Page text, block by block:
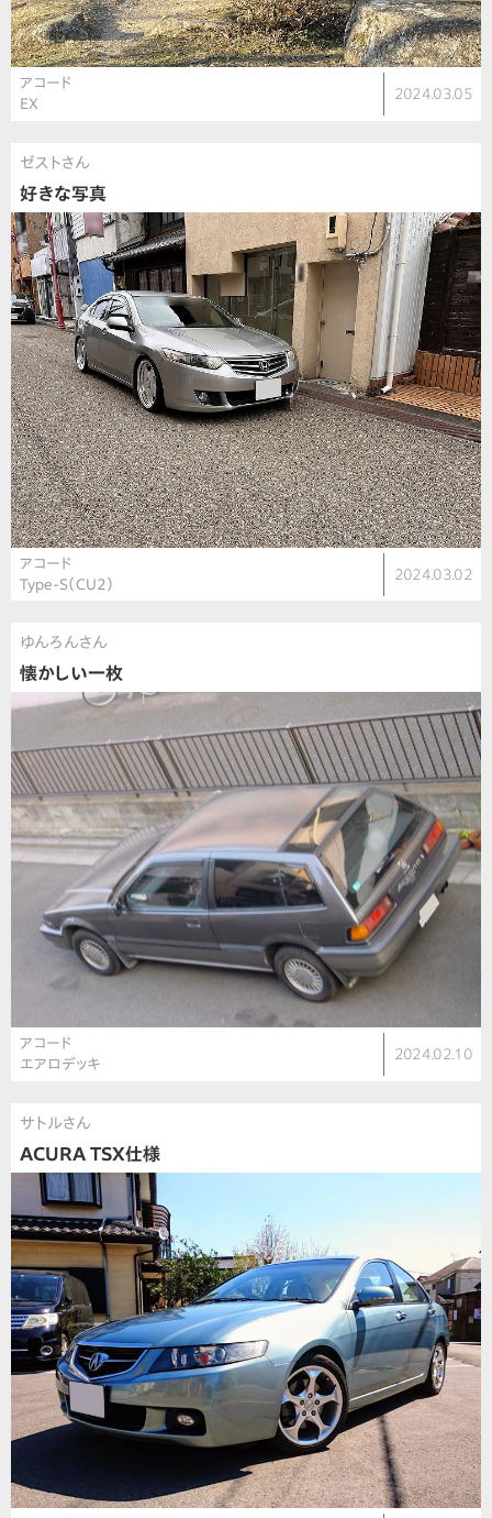
アコード
EX
2024.03.05
ゼストさん
好きな写真
アコード
Type-S（CU2）
2024.03.02
ゆんろんさん
懐かしい一枚
アコード
エアロデッキ
2024.02.10
サトルさん
ACURA TSX仕様